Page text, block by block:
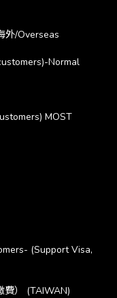
外/Overseas
Normal
MOST
(Support Visa,
費） (TAIWAN)